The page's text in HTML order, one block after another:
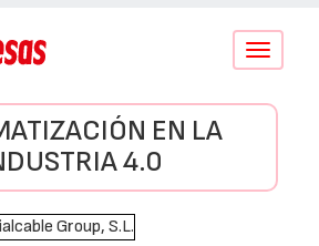
Conmutar
EN LA
4.0